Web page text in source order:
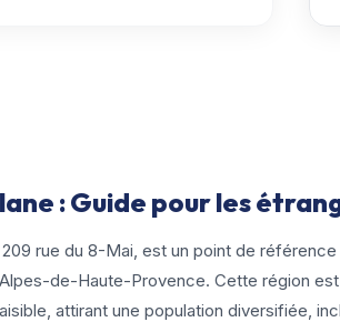
: Guide pour les
rue du 8-Mai, est un point de
de-Haute-Provence. Cette région
attirant une population diversifiée,